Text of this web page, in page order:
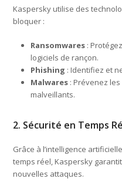
Kaspersky utilise des
bloquer :
Ransomwares :
logiciels de rançon.
Phishing : Identifiez et
Malwares : Prévenez
malveillants.
2. Sécurité en Temps
Grâce à l’intelligence
temps réel, Kaspersky
nouvelles attaques.